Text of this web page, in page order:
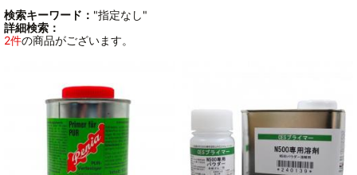
検索キーワード： "指定なし"
詳細検索：
2件の商品がございます。